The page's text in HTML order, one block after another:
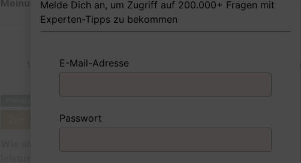
Meinung nach besitzen, um in dem Job erfolgreich zu sein?
1 FoxTipp Antwort schreiben
Melde Dich an, um Zugriff auf 200.000+ Fragen mit
Experten-Tipps zu bekommen
E-Mail-Adresse
Passwort